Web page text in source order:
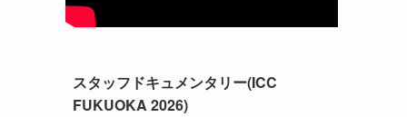
スタッフドキュメンタリー(ICC
FUKUOKA 2026)